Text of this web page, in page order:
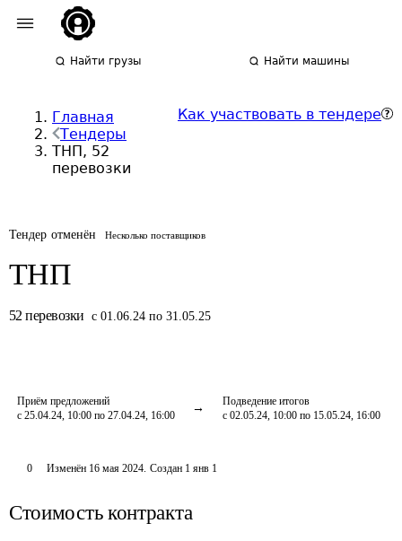
Найти грузы Найти машины
Главная
Тендеры
ТНП, 52
перевозки
Как участвовать в тендере
Тендер отменён Несколько поставщиков
ТНП
52 перевозки с 01.06.24 по 31.05.25
Приём предложений
с 25.04.24, 10:00 по 27.04.24, 16:00
Подведение итогов
с 02.05.24, 10:00 по 15.05.24, 16:00
0 Изменён 16 мая 2024. Создан 1 янв 1
Стоимость контракта